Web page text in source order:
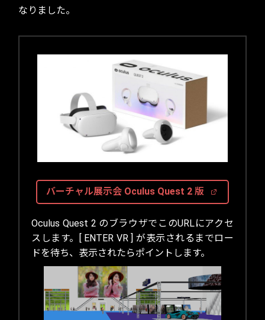
なりました。
バーチャル展示会 Oculus Quest 2 版
Oculus Quest 2 のブラウザでこのURLにアクセ
スします。[ ENTER VR ] が表示されるまでロー
ドを待ち、表示されたらポイントします。